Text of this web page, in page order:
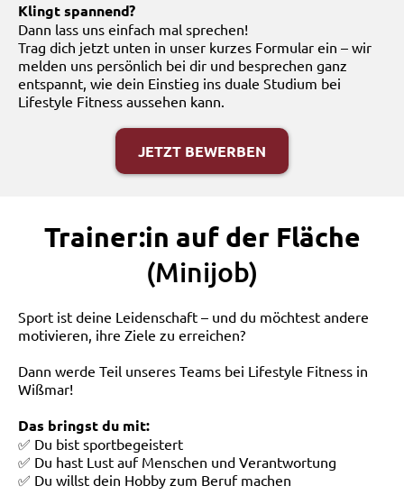
Klingt spannend?
Dann lass uns einfach mal sprechen!
Trag dich jetzt unten in unser kurzes Formular ein – wir
melden uns persönlich bei dir und besprechen ganz
entspannt, wie dein Einstieg ins duale Studium bei
Lifestyle Fitness aussehen kann.
JETZT BEWERBEN
Trainer:in auf der Fläche
(Minijob)
Sport ist deine Leidenschaft – und du möchtest andere
motivieren, ihre Ziele zu erreichen?
Dann werde Teil unseres Teams bei Lifestyle Fitness in
Wißmar!
Das bringst du mit:
✅ Du bist sportbegeistert
✅ Du hast Lust auf Menschen und Verantwortung
✅ Du willst dein Hobby zum Beruf machen